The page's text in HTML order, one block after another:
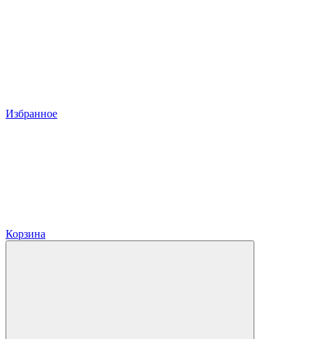
Избранное
Корзина